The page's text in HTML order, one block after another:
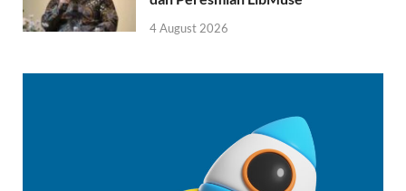
4 August 2026